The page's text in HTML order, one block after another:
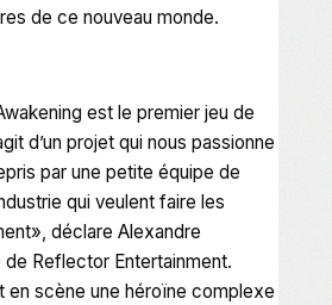
de ce nouveau monde.
est le premier jeu de
d’un projet qui nous passionne
par une petite équipe de
qui veulent faire les
déclare Alexandre
de Reflector Entertainment.
en scène une héroïne complexe